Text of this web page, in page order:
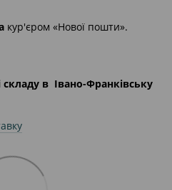
кур'єром «Нової пошти».
складу в Івано-Франківську